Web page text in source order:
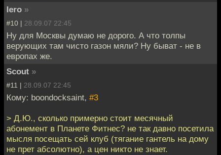
Iero »
#10 | 28.09.07 22:45
Ну для Москвы думаю не дорого. А что толпы
верующих там чисто газон мяли? Ну быват - не в
европах же.
Scout »
#11 | 28.09.07 22:45
Кому: boondocksaint, #3
> Д.Ю., сколько примерно стоит месячный
абонемент в Планете Фитнес? не так давно посетила
мысля посещать сей клуб (тягание гантель на дому
не прет абсолютно), а цен никто не знает.